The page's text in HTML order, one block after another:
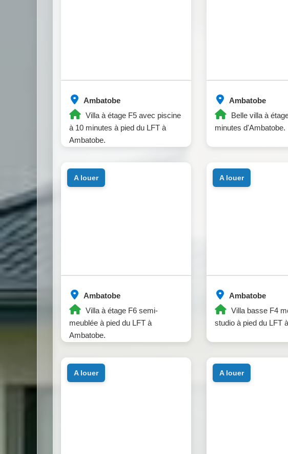
Ambatobe
Villa à étage F5 avec piscine
à 10 minutes à pied du LFT à
Ambatobe.
Ambatobe
Belle villa à
minutes d'Ambatobe.
Ambatobe
Villa à étage F6 semi-
meublée à pied du LFT à
Ambatobe.
a louer
Ambatobe
Villa basse F4
studio à pied du LFT
a louer
a louer a louer